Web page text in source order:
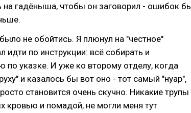
на гадёныша, чтобы он заговорил - ошибок
не обойтись. Я плюнул на "честное"
идти по инструкции: всё собирать и
указке. И уже ко второму отделу, когда
и казалось бы вот оно - тот самый "нуар",
становится очень скучно. Никакие трупы
кровью и помадой, не могли меня тут